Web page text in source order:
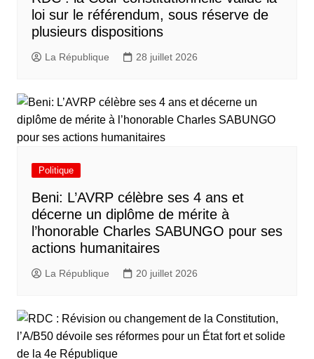
loi sur le référendum, sous réserve de
plusieurs dispositions
La République 28 juillet 2026
Politique
Beni: L’AVRP célèbre ses 4 ans et
décerne un diplôme de mérite à
l’honorable Charles SABUNGO pour ses
actions humanitaires
La République 20 juillet 2026